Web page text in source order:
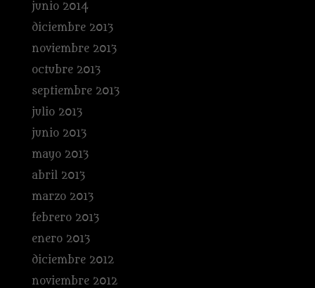
junio 2014
diciembre 2013
noviembre 2013
octubre 2013
septiembre 2013
julio 2013
junio 2013
mayo 2013
abril 2013
marzo 2013
febrero 2013
enero 2013
diciembre 2012
noviembre 2012